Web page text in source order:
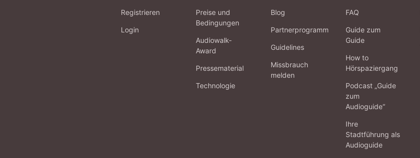
Registrieren
Login
Preise und
Bedingungen
Audiowalk-
Award
Pressematerial
Technologie
Blog
Partnerprogramm
Guidelines
Missbrauch
melden
FAQ
Guide zum
Guide
How to
Hörspaziergang
Podcast „Guide
zum
Audioguide“
Ihre
Stadtführung als
Audioguide